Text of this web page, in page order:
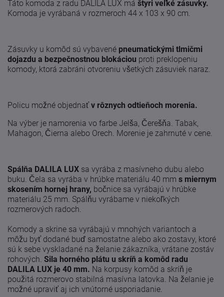
Táto komoda z radu DALILA LUX má štyri veľké zásuvky.
Komoda je vyrábaná v rozmeroch 44 x 103 x 90 cm.
Zásuvky u komôd sú vybavené pneumatickými tlmičmi
dojazdu a bezpečnostnou blokáciou proti preklopeniu
komody, ktorá zabráni otvoreniu všetkých zásuviek naraz.
Policu možné objednať v rôznych odtieňoch morenia.
Na výber je namorenia vo farbe Jelša, Čerešňa. Tabak,
Mahagon, Čierna alebo Orech. Morenie je zahrnuté v cene.
Spálňa DALILA LUX sa vyrába z masívneho dubu alebo
buku. Čela sa vyrába v hrúbke materiálu 40 mm s miernym
skosením hornej hrany, bočnice sa vyrábajú v hrúbke
materiálu 25 mm. Spálňu vyrábame v niekoľkých
rozmerových radoch.
Komody a skrine sa vyrábajú v mnohých variantoch a
môžu byť dodané buď samostatne alebo ako zostavy, ktoré
sú k sebe vyskladané na želanie zákazníka, vrátane zostáv
rohových. Sila horného plátu u skríň a komôd radu
DALILA LUX je 40 mm. Na korpusy komôd a skríň je
použitá rozmerovo stabilná masívna latovka. Na želanie je
možné upraviť aj ich vnútorné usporiadanie.